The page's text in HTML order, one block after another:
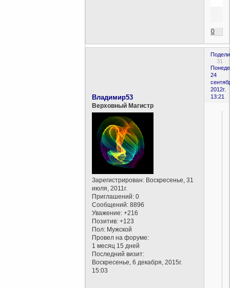
0
31
24
2012г.
13:21
Владимир53
Верховный Магистр
Зарегистрирован: Воскресенье, 31
июля, 2011г.
Приглашений: 0
Сообщений: 8896
Уважение: +216
Позитив: +123
Пол: Мужской
Провел на форуме:
1 месяц 15 дней
Последний визит:
Воскресенье, 6 декабря, 2015г.
15:03